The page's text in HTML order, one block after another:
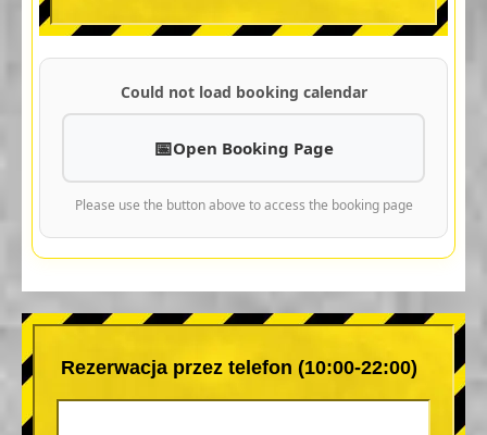
Could not load booking calendar
Open Booking Page
Please use the button above to access the booking page
Rezerwacja przez telefon (10:00-22:00)